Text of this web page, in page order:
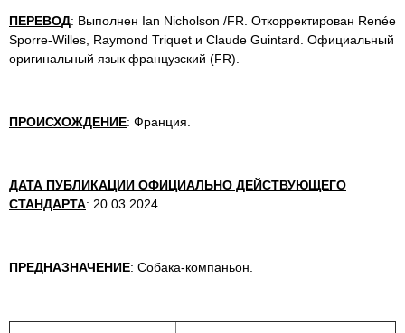
ПЕРЕВОД: Выполнен Ian Nicholson /FR. Откорректирован Renée
Sporre-Willes, Raymond Triquet и Claude Guintard. Официальный
оригинальный язык французский (FR).
ПРОИСХОЖДЕНИЕ: Франция.
ДАТА ПУБЛИКАЦИИ ОФИЦИАЛЬНО ДЕЙСТВУЮЩЕГО
СТАНДАРТА: 20.03.2024
ПРЕДНАЗНАЧЕНИЕ: Собака-компаньон.